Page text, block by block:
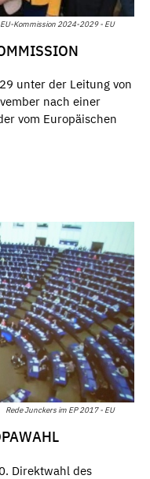
EU-Kommission 2024-2029 - EU
unter der Leitung von
nach einer
vom Europäischen
Rede Junckers im EP 2017 - EU
Direktwahl des